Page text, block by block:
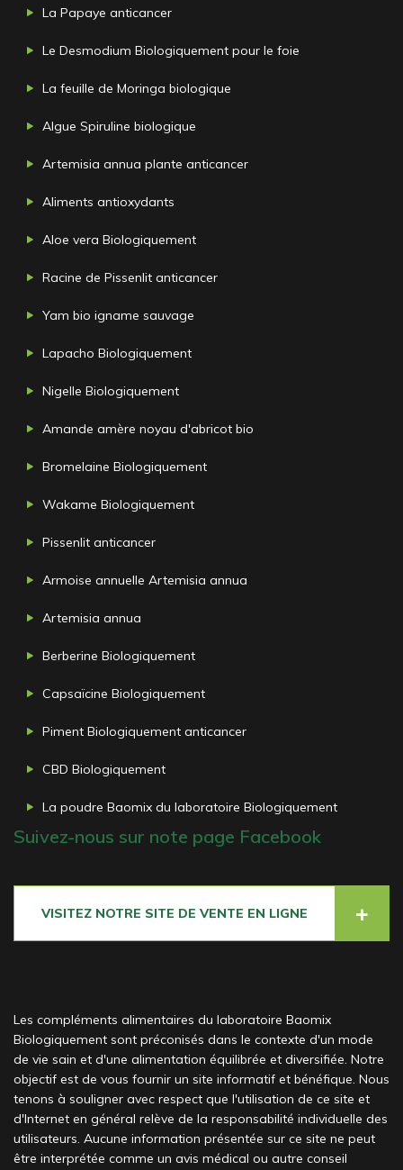
La Papaye anticancer
Le Desmodium Biologiquement pour le foie
La feuille de Moringa biologique
Algue Spiruline biologique
Artemisia annua plante anticancer
Aliments antioxydants
Aloe vera Biologiquement
Racine de Pissenlit anticancer
Yam bio igname sauvage
Lapacho Biologiquement
Nigelle Biologiquement
Amande amère noyau d'abricot bio
Bromelaine Biologiquement
Wakame Biologiquement
Pissenlit anticancer
Armoise annuelle Artemisia annua
Artemisia annua
Berberine Biologiquement
Capsaïcine Biologiquement
Piment Biologiquement anticancer
CBD Biologiquement
La poudre Baomix du laboratoire Biologiquement
Suivez-nous sur note page Facebook
VISITEZ NOTRE SITE DE VENTE EN LIGNE
Les compléments alimentaires du laboratoire Baomix
Biologiquement sont préconisés dans le contexte d'un mode
de vie sain et d'une alimentation équilibrée et diversifiée. Notre
objectif est de vous fournir un site informatif et bénéfique. Nous
tenons à souligner avec respect que l'utilisation de ce site et
d'Internet en général relève de la responsabilité individuelle des
utilisateurs. Aucune information présentée sur ce site ne peut
être interprétée comme un avis médical ou autre conseil